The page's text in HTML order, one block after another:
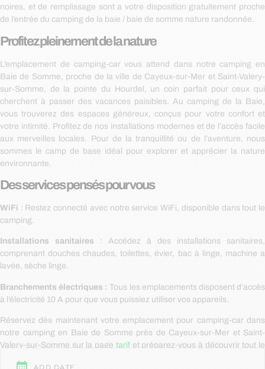
noires, et de remplissage sont a votre disposition gratuitement proche
de l’entrée du camping de la baie / baie de somme nature randonnée.
Profitez pleinement de la nature
L’emplacement de camping-car vous attend dans notre camping en
Baie de Somme, proche de la ville de Cayeux-sur-Mer et Saint-Valery-
sur-Somme, de la pointe du Hourdel, un coin parfait pour ceux qui
cherchent à passer des vacances paisibles. Au camping de la Baie,
vous trouverez des espaces généreux, conçus pour votre confort et
votre intimité. Profitez de nos installations modernes et de l’accès facile
aux merveilles locales. Pour de la tranquillité ou de l’aventure, nous
sommes le camp de base idéal pour explorer et apprécier la nature
environnante.
Des services pensés pour vous
WiFi : Restez connecté avec notre service WiFi, disponible dans tout le
camping.
Installations sanitaires : Accédez à des installations sanitaires,
comprenant douches chaudes, toilettes, évier, bac à linge, machine a
lavée, sèche linge.
Branchements électriques : Tous les emplacements disposent d’accès
à l’électricité 10 A pour que vous puissiez utiliser vos appareils.
Réservez dès maintenant votre emplacement pour camping-car dans
notre camping en Baie de Somme près de Cayeux-sur-Mer et Saint-
Valery-sur-Somme sur la page tarifet préparez-vous à découvrir tout le